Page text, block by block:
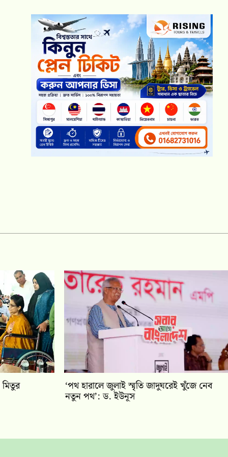
‘পথ হারালে জুলাই স্মৃতি জাদুঘরেই খুঁজে নেব
নতুন পথ’: ড. ইউনূস